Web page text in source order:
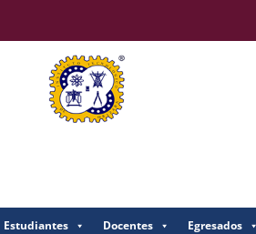
Estudiantes Docentes Egresados